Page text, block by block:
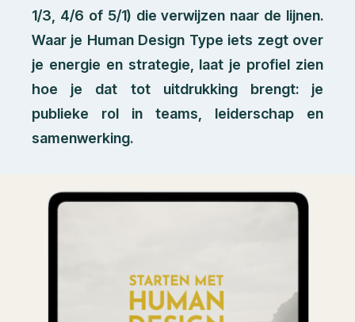
1/3, 4/6 of 5/1) die verwijzen naar de lijnen.
Waar je Human Design Type iets zegt over
je energie en strategie, laat je profiel zien
hoe je dat tot uitdrukking brengt: je
publieke rol in teams, leiderschap en
samenwerking.